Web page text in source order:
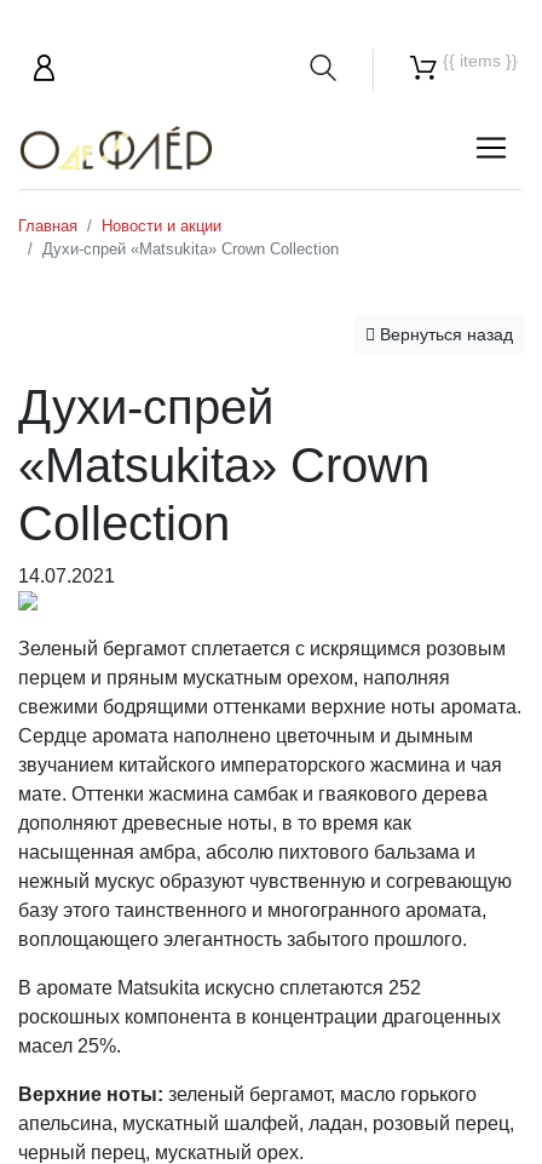
{{ items }}
Главная
Новости и акции
Духи-спрей «Matsukita» Crown Collection
Вернуться назад
Духи-спрей
«Matsukita» Crown
Collection
14.07.2021
Зеленый бергамот сплетается с искрящимся розовым
перцем и пряным мускатным орехом, наполняя
свежими бодрящими оттенками верхние ноты аромата.
Сердце аромата наполнено цветочным и дымным
звучанием китайского императорского жасмина и чая
мате. Оттенки жасмина самбак и гваякового дерева
дополняют древесные ноты, в то время как
насыщенная амбра, абсолю пихтового бальзама и
нежный мускус образуют чувственную и согревающую
базу этого таинственного и многогранного аромата,
воплощающего элегантность забытого прошлого.
В аромате Matsukita искусно сплетаются 252
роскошных компонента в концентрации драгоценных
масел 25%.
Верхние ноты: зеленый бергамот, масло горького
апельсина, мускатный шалфей, ладан, розовый перец,
черный перец, мускатный орех.